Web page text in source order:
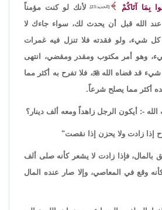
بِمَا آتَاكُمْ
[الحديد:23].
لأنك لو كنت مؤمناً
الله قبل أن يحدث لك، سواء جاءك لا
كل شيء، ولو فقدته فلا تنزل فيه غمرات
وهو أمر مكتوب ومقدر ومقضي، انتهى
شيء قد قضاه الله، فلا تفرح به أكثر مما
أكثر مما يصلح شرعاً.
-: أيكون الرجل زاهداً ومعه ألف دينار؟
إذا زادت ولا يحزن إذا نقصت"
بالمال، فإذا زادت لا يشعر كأنه صلى ألف
وقع في المعاصي، وإلا صار عنده المال